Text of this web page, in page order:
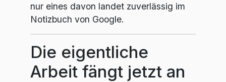
nur eines davon landet zuverlässig im
Notizbuch von Google.
Die eigentliche
Arbeit fängt jetzt an